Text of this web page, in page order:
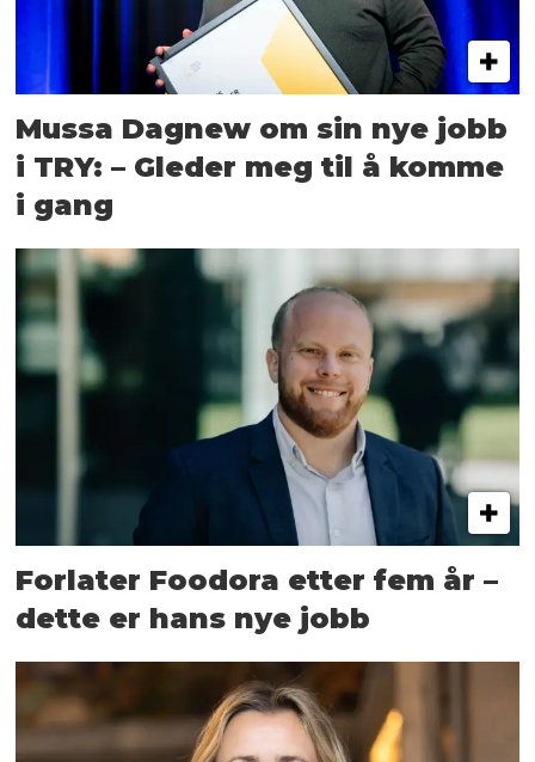
Mussa Dagnew om sin nye jobb
i TRY: – Gleder meg til å komme
i gang
Forlater Foodora etter fem år –
dette er hans nye jobb